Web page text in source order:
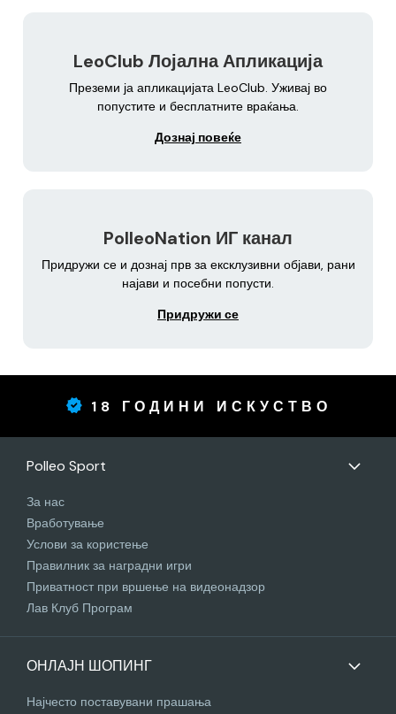
LeoClub Лојална Апликација
Преземи ја апликацијата LeoClub. Уживај во
попустите и бесплатните враќања.
Дознај повеќе
PolleoNation ИГ канал
Придружи се и дознај прв за ексклузивни објави, рани
најави и посебни попусти.
Придружи се
18 ГОДИНИ ИСКУСТВО
Polleo Sport
За нас
Вработување
Услови за користење
Правилник за наградни игри
Приватност при вршење на видеонадзор
Лав Клуб Програм
ОНЛАЈН ШОПИНГ
Најчесто поставувани прашања